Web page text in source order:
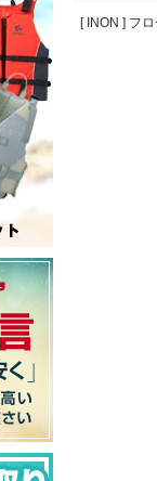
[ INON ] フ